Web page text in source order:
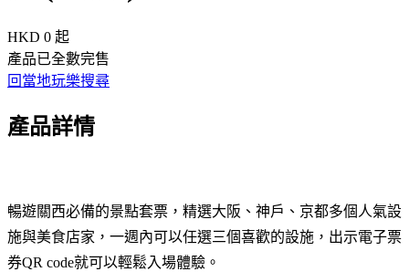
HKD 0 起
產品已全數完售
回當地玩樂搜尋
產品詳情
暢遊關西必備的景點套票，精選大阪、神戶、京都多個人氣設
施與美食店家，一週內可以任選三個喜歡的設施，出示電子票
券QR code就可以輕鬆入場體驗。